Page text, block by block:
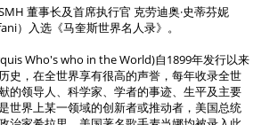
董事长及首席执行官 克劳迪奥·史蒂芬妮
）入选《马奎斯世界名人录》。
Who's who in the World)自1899年发行以来
史，在全世界享有很高的声誉，每年收录全世
的领导人、科学家、学者的事迹、生平及主要
世界上某一领域的创新者或推动者，美国总统